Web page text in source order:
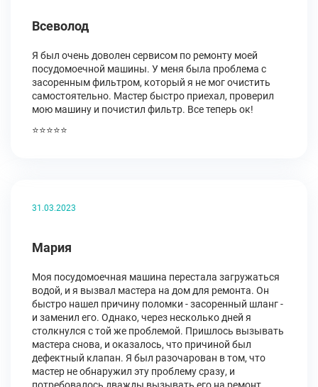
Всеволод
Я был очень доволен сервисом по ремонту моей
посудомоечной машины. У меня была проблема с
засоренным фильтром, который я не мог очистить
самостоятельно. Мастер быстро приехал, проверил
мою машину и почистил фильтр. Все теперь ок!
⭐⭐⭐⭐⭐
31.03.2023
Мария
Моя посудомоечная машина перестала загружаться
водой, и я вызвал мастера на дом для ремонта. Он
быстро нашел причину поломки - засоренный шланг -
и заменил его. Однако, через несколько дней я
столкнулся с той же проблемой. Пришлось вызывать
мастера снова, и оказалось, что причиной был
дефектный клапан. Я был разочарован в том, что
мастер не обнаружил эту проблему сразу, и